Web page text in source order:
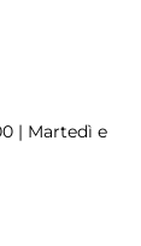
| Martedì e